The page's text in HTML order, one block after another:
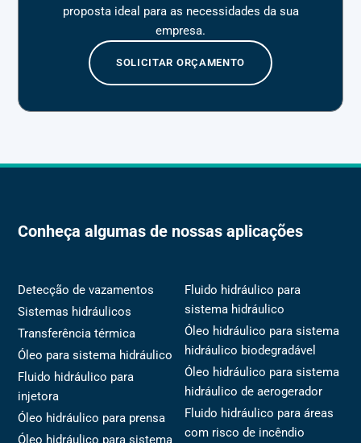
proposta ideal para as necessidades da sua
empresa.
SOLICITAR ORÇAMENTO
Conheça algumas de nossas aplicações
Detecção de vazamentos
Sistemas hidráulicos
Transferência térmica
Óleo para sistema hidráulico
Fluido hidráulico para
injetora
Óleo hidráulico para prensa
Óleo hidráulico para sistema
Fluido hidráulico para
sistema hidráulico
Óleo hidráulico para sistema
hidráulico biodegradável
Óleo hidráulico para sistema
hidráulico de aerogerador
Fluido hidráulico para áreas
com risco de incêndio